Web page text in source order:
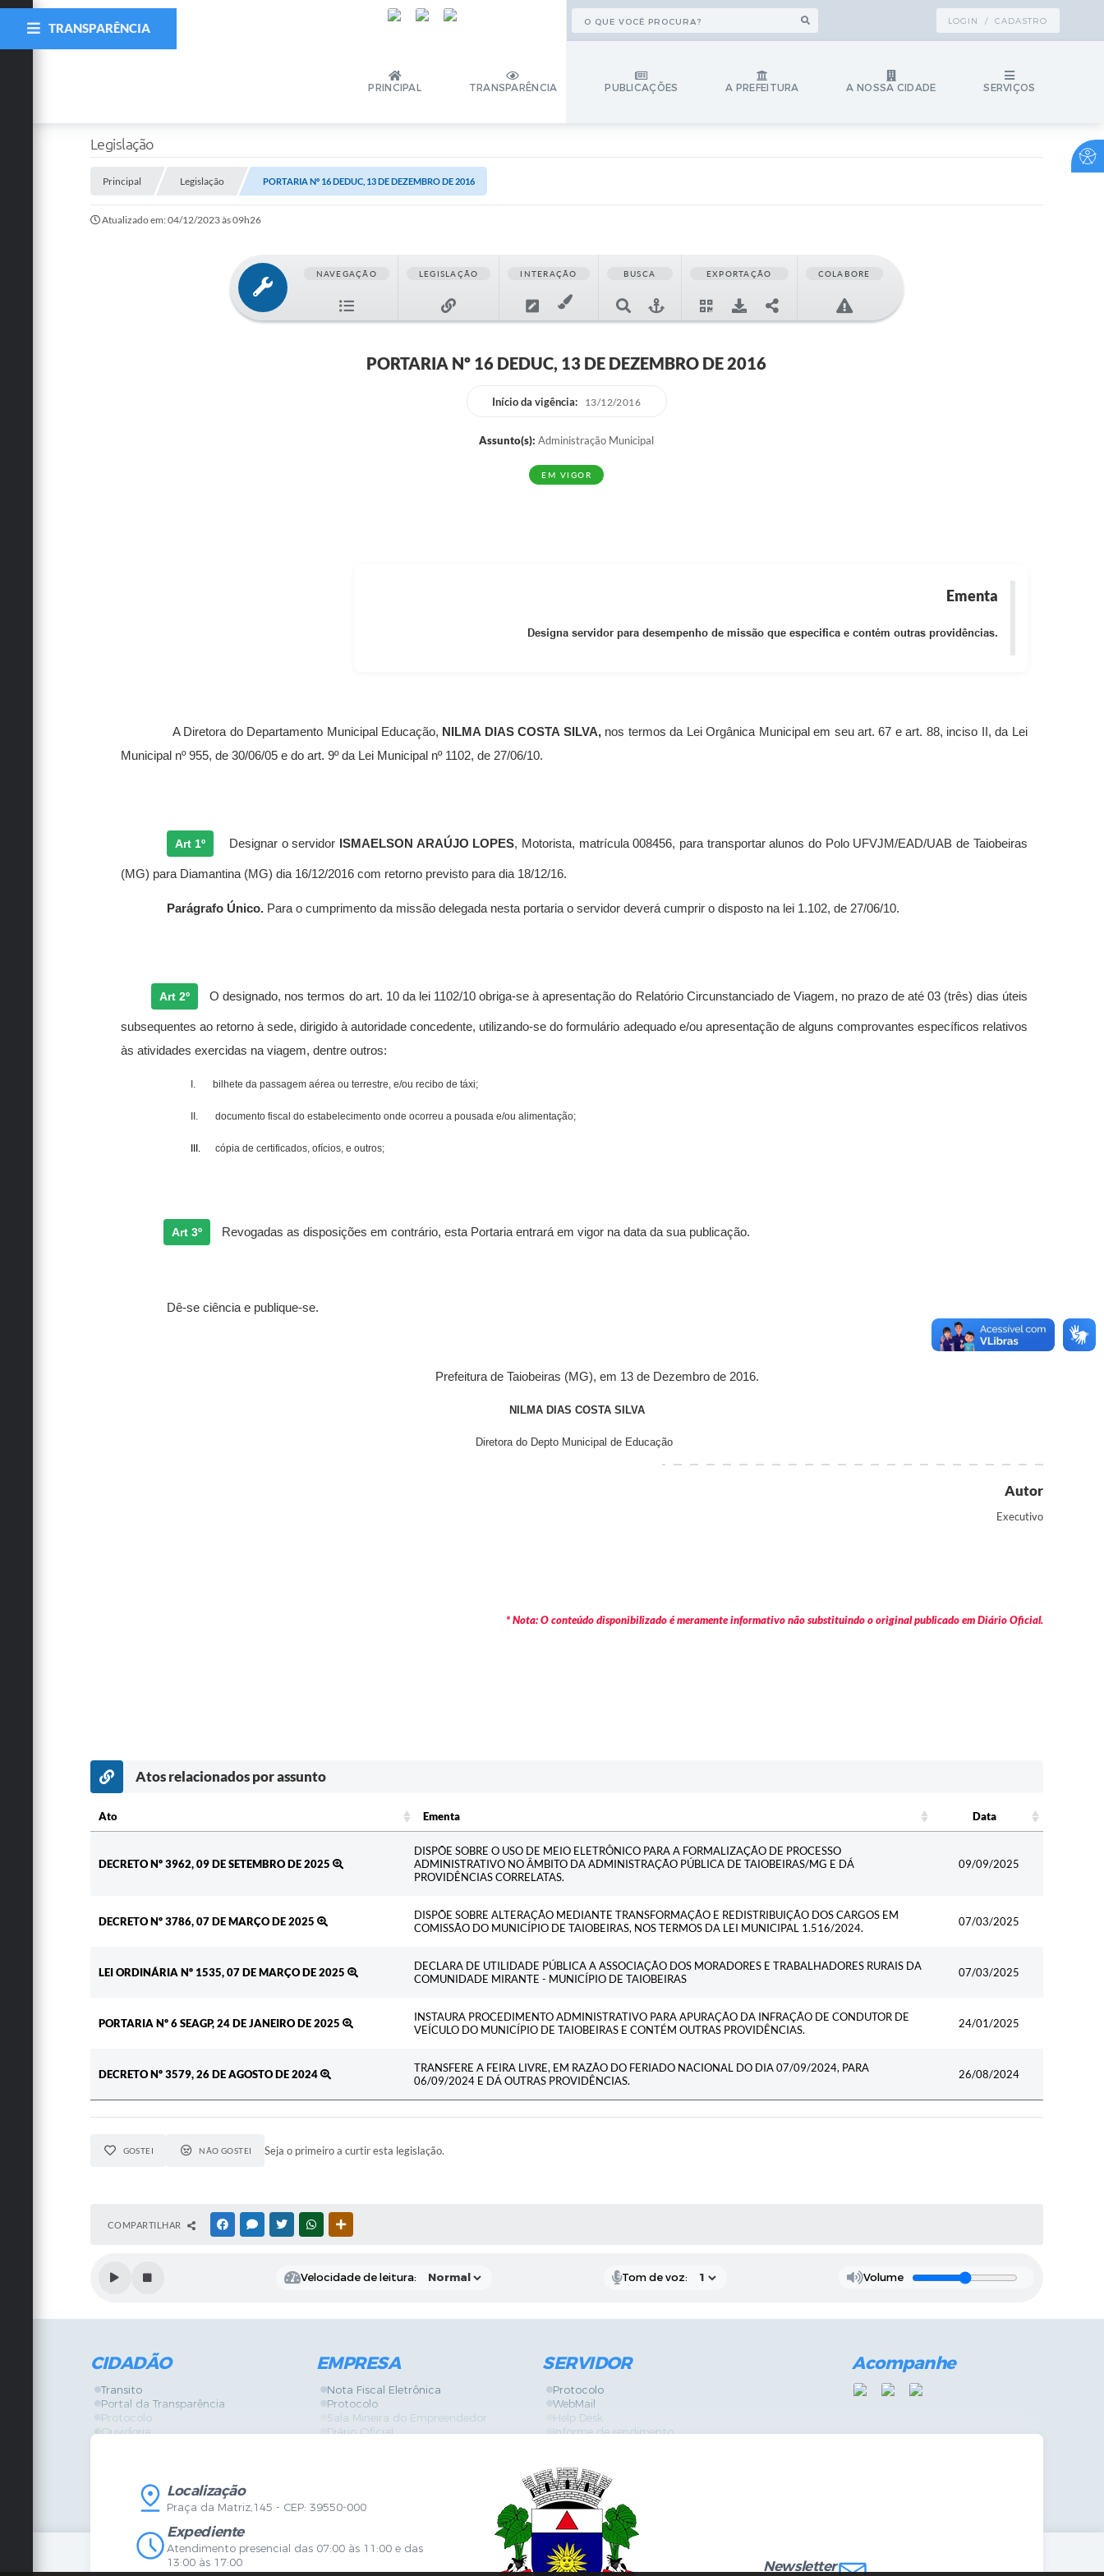
LOGIN / CADASTRO
PRINCIPAL TRANSPARÊNCIA PUBLICAÇÕES A PREFEITURA A NOSSA CIDADE SERVIÇOS
TRANSPARÊNCIA
Legislação
Principal Legislação PORTARIA Nº 16 DEDUC, 13 DE DEZEMBRO DE 2016
Atualizado em: 04/12/2023 às 09h26
NAVEGAÇÃO LEGISLAÇÃO INTERAÇÃO BUSCA EXPORTAÇÃO COLABORE
PORTARIA Nº 16 DEDUC, 13 DE DEZEMBRO DE 2016
Início da vigência: 13/12/2016
Assunto(s): Administração Municipal
EM VIGOR
Ementa
Designa servidor para desempenho de missão que especifica e contém outras providências.
ADiretora do Departamento Municipal Educação, NILMA DIAS COSTA SILVA, nos termos da Lei Orgânica Municipal em seu art. 67 e art. 88, inciso II, da Lei
Municipal nº 955, de 30/06/05 e do art. 9º da Lei Municipal nº 1102, de 27/06/10.
Art 1º Designar o servidor ISMAELSON ARAÚJO LOPES, Motorista, matrícula 008456, para transportar alunos do Polo UFVJM/EAD/UAB de Taiobeiras
(MG) para Diamantina (MG) dia 16/12/2016 com retorno previsto para dia 18/12/16.
Parágrafo Único. Para o cumprimento da missão delegada nesta portaria o servidor deverá cumprir o disposto na lei 1.102, de 27/06/10.
Art 2º O designado, nos termos do art. 10 da lei 1102/10 obriga-se à apresentação do Relatório Circunstanciado de Viagem, no prazo de até 03 (três) dias úteis
subsequentes ao retorno à sede, dirigido à autoridade concedente, utilizando-se do formulário adequado e/ou apresentação de alguns comprovantes específicos relativos
às atividades exercidas na viagem, dentre outros:
I. bilhete da passagem aérea ou terrestre, e/ou recibo de táxi;
II. documento fiscal do estabelecimento onde ocorreu a pousada e/ou alimentação;
III. cópia de certificados, ofícios, e outros;
Art 3º Revogadas as disposições em contrário, esta Portaria entrará em vigor na data da sua publicação.
Dê-se ciência e publique-se.
Prefeitura de Taiobeiras (MG), em 13 de Dezembro de 2016.
NILMA DIAS COSTA SILVA
Diretora do Depto Municipal de Educação
Autor
Executivo
* Nota: O conteúdo disponibilizado é meramente informativo não substituindo o original publicado em Diário Oficial.
Atos relacionados por assunto
Ato Ementa
Data
DECRETO Nº 3962, 09 DE SETEMBRO DE 2025
DISPÕE SOBRE O USO DE MEIO ELETRÔNICO PARA A FORMALIZAÇÃO DE PROCESSO
ADMINISTRATIVO NO ÂMBITO DA ADMINISTRAÇÃO PÚBLICA DE TAIOBEIRAS/MG E DÁ
PROVIDÊNCIAS CORRELATAS.
09/09/2025
DECRETO Nº 3786, 07 DE MARÇO DE 2025
DISPÕE SOBRE ALTERAÇÃO MEDIANTE TRANSFORMAÇÃO E REDISTRIBUIÇÃO DOS CARGOS EM
COMISSÃO DO MUNICÍPIO DE TAIOBEIRAS, NOS TERMOS DA LEI MUNICIPAL 1.516/2024.
07/03/2025
LEI ORDINÁRIA Nº 1535, 07 DE MARÇO DE 2025
DECLARA DE UTILIDADE PÚBLICA A ASSOCIAÇÃO DOS MORADORES E TRABALHADORES RURAIS DA
COMUNIDADE MIRANTE - MUNICÍPIO DE TAIOBEIRAS
07/03/2025
PORTARIA Nº 6 SEAGP, 24 DE JANEIRO DE 2025
INSTAURA PROCEDIMENTO ADMINISTRATIVO PARA APURAÇÃO DA INFRAÇÃO DE CONDUTOR DE
VEÍCULO DO MUNICÍPIO DE TAIOBEIRAS E CONTÉM OUTRAS PROVIDÊNCIAS.
24/01/2025
DECRETO Nº 3579, 26 DE AGOSTO DE 2024
TRANSFERE A FEIRA LIVRE, EM RAZÃO DO FERIADO NACIONAL DO DIA 07/09/2024, PARA
06/09/2024 E DÁ OUTRAS PROVIDÊNCIAS.
26/08/2024
GOSTEI NÃO GOSTEI Seja o primeiro a curtir esta legislação.
COMPARTILHAR FACEBOOKMESSENGER
TWITTERWHATSAPP
Velocidade de leitura: Tom de voz: Volume
CIDADÃO
Transito
Portal da Transparência
Protocolo
Ouvidoria
Legislação
Diário Oficial
Mapa do Site
Certidões
Agenda de Eventos
Concursos
Carta de Serviços
EMPRESA
Nota Fiscal Eletrônica
Protocolo
Sala Mineira do Empreendedor
Diário Oficial
Serviços Online
Vigilância Sanitária
SERVIDOR
Protocolo
WebMail
Help Desk
Informe de rendimento
GPI
Diário Oficial
Fale com RH
SGDI - Sistema de Gerência de Demandas Internas
Concurso Público e Processo Seletivo
Portal da Atenção Primaria
Acompanhe
Localização
Praça da Matriz,145 - CEP: 39550-000
Expediente
Atendimento presencial das 07:00 às 11:00 e das
13:00 às 17:00
Newsletter